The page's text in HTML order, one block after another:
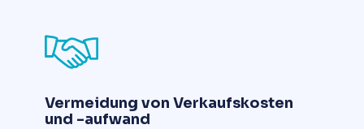
Vermeidung von Verkaufskosten
und -aufwand